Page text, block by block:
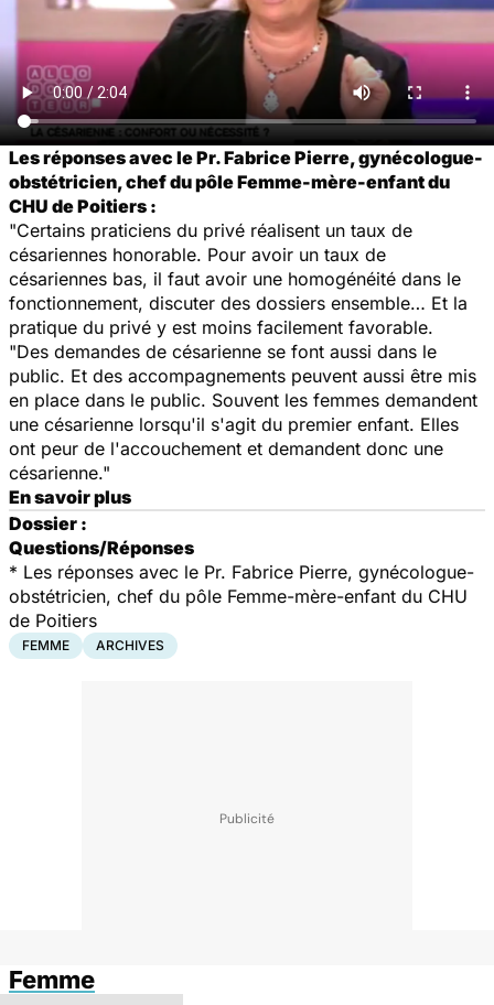
Les réponses avec le Pr. Fabrice Pierre, gynécologue-
obstétricien, chef du pôle Femme-mère-enfant du
CHU de Poitiers :
"Certains praticiens du privé réalisent un taux de
césariennes honorable. Pour avoir un taux de
césariennes bas, il faut avoir une homogénéité dans le
fonctionnement, discuter des dossiers ensemble… Et la
pratique du privé y est moins facilement favorable.
"Des demandes de césarienne se font aussi dans le
public. Et des accompagnements peuvent aussi être mis
en place dans le public. Souvent les femmes demandent
une césarienne lorsqu'il s'agit du premier enfant. Elles
ont peur de l'accouchement et demandent donc une
césarienne."
En savoir plus
Dossier :
Questions/Réponses
* Les réponses avec le Pr. Fabrice Pierre, gynécologue-
obstétricien, chef du pôle Femme-mère-enfant du CHU
de Poitiers
FEMME ARCHIVES
Femme